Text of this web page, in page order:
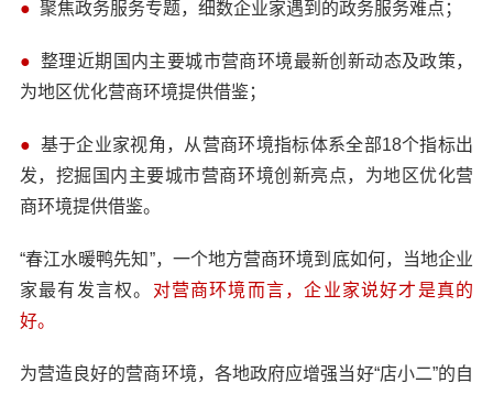
● 聚焦政务服务专题，细数企业家遇到的政务服务难点；
● 整理近期国内主要城市营商环境最新创新动态及政策，
为地区优化营商环境提供借鉴；
● 基于企业家视角，从营商环境指标体系全部18个指标出
发，挖掘国内主要城市营商环境创新亮点，为地区优化营
商环境提供借鉴。
“春江水暖鸭先知”，一个地方营商环境到底如何，当地企业
家最有发言权。 对营商环境而言，企业家说好才是真的
好。
为营造良好的营商环境，各地政府应增强当好“店小二”的自